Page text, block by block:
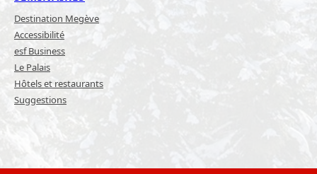
Destination Megève
Accessibilité
esf Business
Le Palais
Hôtels et restaurants
Suggestions